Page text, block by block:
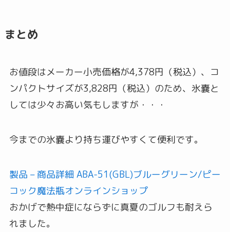
まとめ
お値段はメーカー小売価格が4,378円（税込）、コ
ンパクトサイズが3,828円（税込）のため、氷嚢と
しては少々お高い気もしますが・・・
今までの氷嚢より持ち運びやすくて便利です。
製品 – 商品詳細 ABA-51(GBL)ブルーグリーン/ピー
コック魔法瓶オンラインショップ
おかげで熱中症にならずに真夏のゴルフも耐えら
れました。